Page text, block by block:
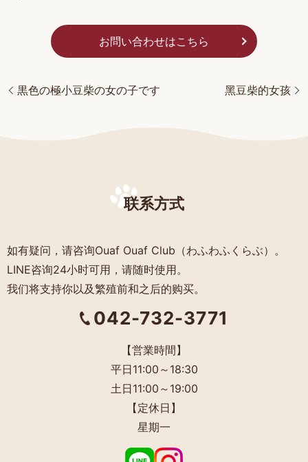
お問い合わせはこちら
黒色の極小豆柴の女の子です 黑豆柴的女孩
联系方式
如有疑问，请咨询Ouaf Ouaf Club（わふわふくらぶ）。
LINE咨询24小时可用，请随时使用。
我们将支持你以及繁殖前和之后的购买。
042-732-3771
【営業時間】
平日11:00～18:30
土日11:00～19:00
【定休日】
星期一